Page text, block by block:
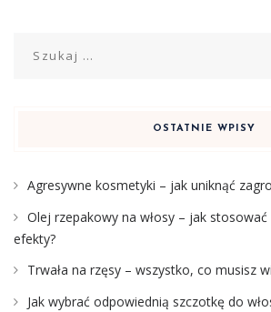
OSTATNIE WPISY
Agresywne kosmetyki – jak uniknąć
Olej rzepakowy na włosy – jak
efekty?
Trwała na rzęsy – wszystko, co musisz
Jak wybrać odpowiednią szczotkę do